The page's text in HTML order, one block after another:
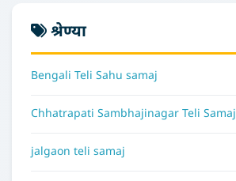
श्रेण्या
Bengali Teli Sahu samaj
Chhatrapati Sambhajinagar Teli Samaj
jalgaon teli samaj